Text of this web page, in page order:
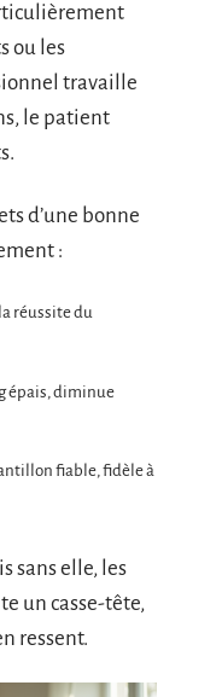
ou les
travaille
le patient
d’une bonne
:
réussite du
épais, diminue
fiable, fidèle à
sans elle, les
un casse-tête,
ressent.